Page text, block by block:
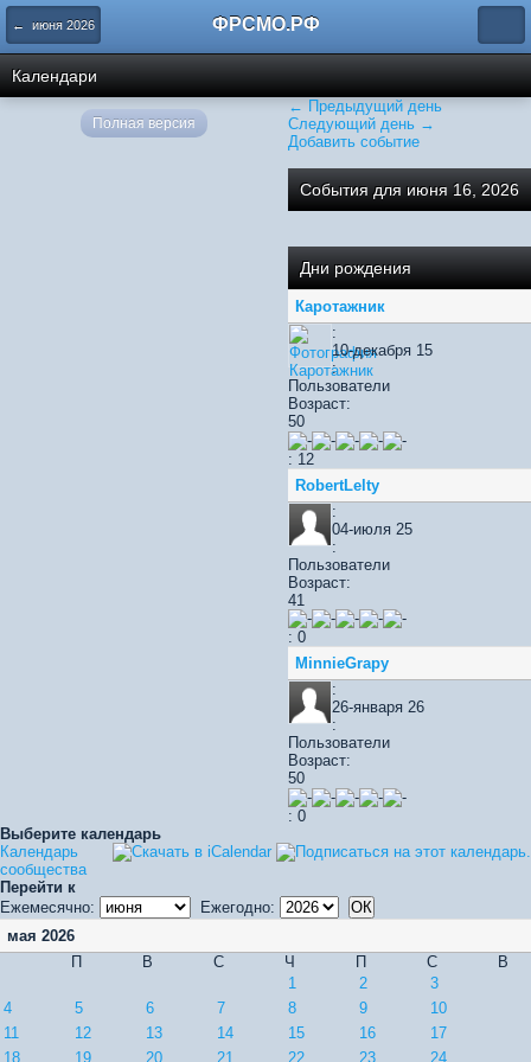
← июня 2026 ФРСМО.РФ
Календари
← Предыдущий день
Следующий день →
Добавить событие
События для июня 16, 2026
Дни рождения
Каротажник
:
10-декабря 15
:
Пользователи
Возраст:
50
: 12
RobertLelty
:
04-июля 25
:
Пользователи
Возраст:
41
: 0
MinnieGrapy
:
26-января 26
:
Пользователи
Возраст:
50
: 0
Выберите календарь
Календарь
сообщества
Перейти к
Ежемесячно:
Ежегодно:
мая 2026
П
В С Ч П С
В
1
2
3
4
5 6 7 8 9
10
11
12 13 14 15 16
17
18
19 20 21 22 23 24
Полная версия